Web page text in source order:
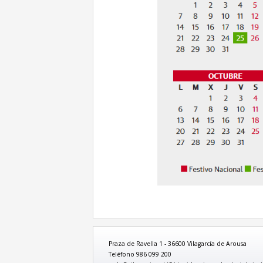
Praza de Ravella 1 - 36600 Vilagarcía de Arousa
Teléfono 986 099 200